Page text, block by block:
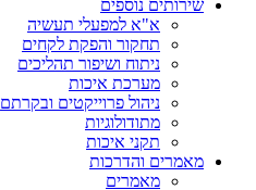
שירותים נוספים
א"א למפעלי תעשיה
תחקור והפקת לקחים
ניתוח ושיפור תהליכים
מערכת איכות
ניהול פרוייקטים ובקרתם
מתודולוגיות
תקני איכות
מאמרים והדרכות
מאמרים